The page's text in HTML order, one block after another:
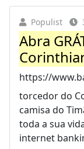
Populist
Abra
https://
torcedor do
camisa do
toda a sua
internet